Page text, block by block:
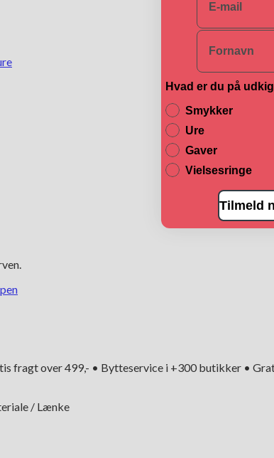
fragt over 499,- • Bytteservice i +300 butikker •
/ Lænke
Navn
Hvad er du på
Smykker
Ure
Gaver
Vielsesringe
Tilmeld